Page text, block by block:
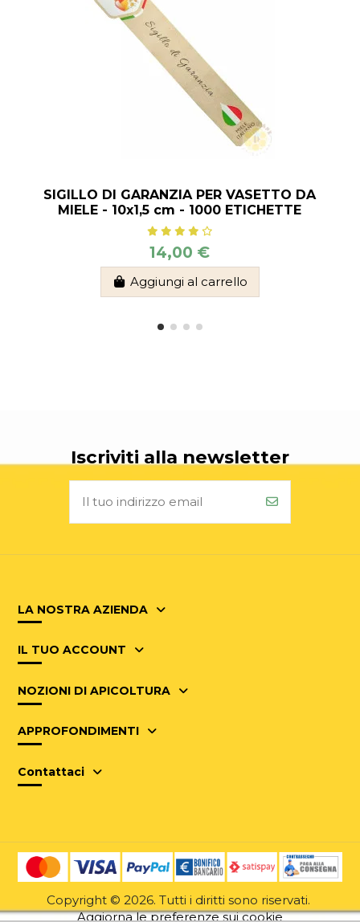
SIGILLO DI GARANZIA PER VASETTO DA
MIELE - 10x1,5 cm - 1000 ETICHETTE
14,00 €
Aggiungi al carrello
Iscriviti alla newsletter
LA NOSTRA AZIENDA
IL TUO ACCOUNT
NOZIONI DI APICOLTURA
APPROFONDIMENTI
Contattaci
Copyright © 2026. Tutti i diritti sono riservati.
Aggiorna le preferenze sui cookie